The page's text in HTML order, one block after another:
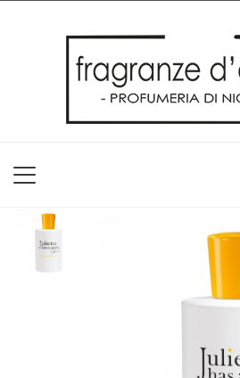
Utilizziamo i cookie per offrirti la
sul nostro sito web. Cliccando su OK,
politica sui cookie. Se desideri
cookie, puoi farlo